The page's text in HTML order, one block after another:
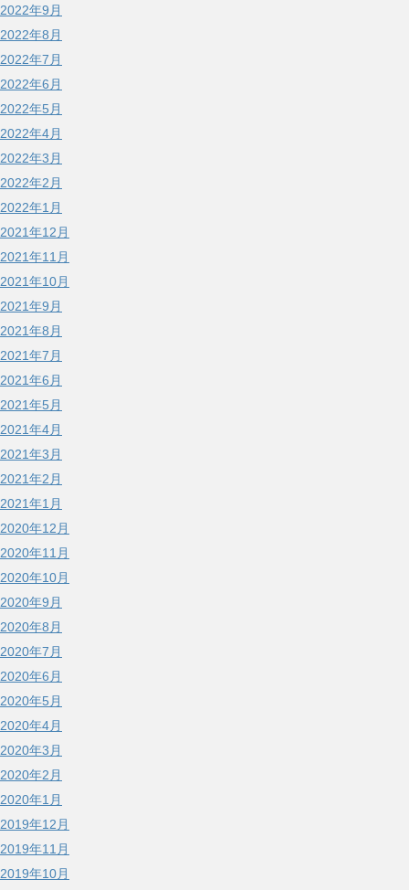
2022年9月
2022年8月
2022年7月
2022年6月
2022年5月
2022年4月
2022年3月
2022年2月
2022年1月
2021年12月
2021年11月
2021年10月
2021年9月
2021年8月
2021年7月
2021年6月
2021年5月
2021年4月
2021年3月
2021年2月
2021年1月
2020年12月
2020年11月
2020年10月
2020年9月
2020年8月
2020年7月
2020年6月
2020年5月
2020年4月
2020年3月
2020年2月
2020年1月
2019年12月
2019年11月
2019年10月